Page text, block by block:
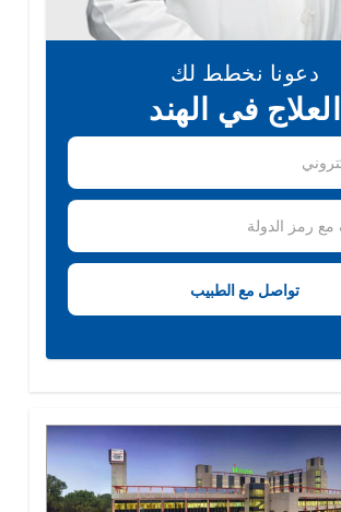
دعونا نخطط لك
العلاج في الهند